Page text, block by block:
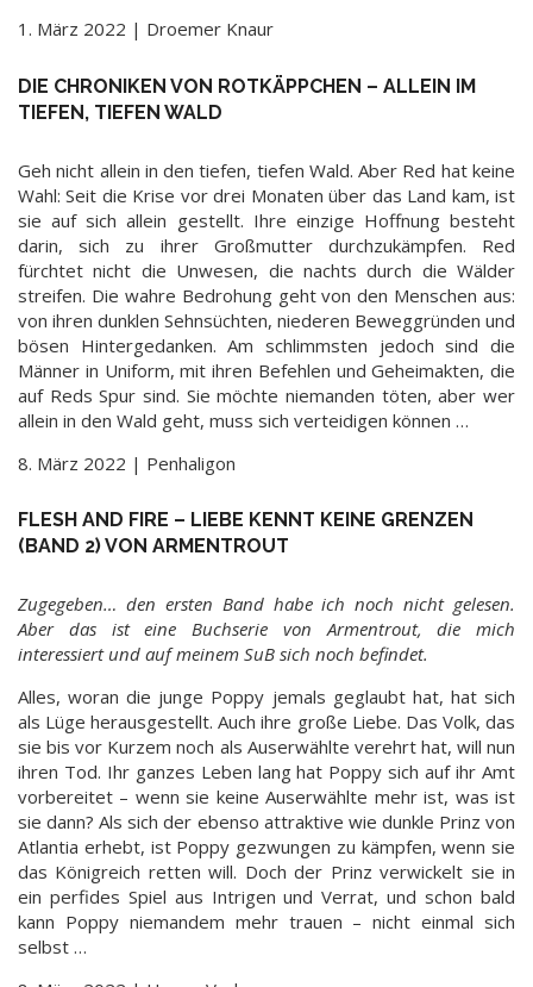
1. März 2022 | Droemer Knaur
DIE CHRONIKEN VON ROTKÄPPCHEN – ALLEIN IM
TIEFEN, TIEFEN WALD
Geh nicht allein in den tiefen, tiefen Wald. Aber Red hat keine
Wahl: Seit die Krise vor drei Monaten über das Land kam, ist
sie auf sich allein gestellt. Ihre einzige Hoffnung besteht
darin, sich zu ihrer Großmutter durchzukämpfen. Red
fürchtet nicht die Unwesen, die nachts durch die Wälder
streifen. Die wahre Bedrohung geht von den Menschen aus:
von ihren dunklen Sehnsüchten, niederen Beweggründen und
bösen Hintergedanken. Am schlimmsten jedoch sind die
Männer in Uniform, mit ihren Befehlen und Geheimakten, die
auf Reds Spur sind. Sie möchte niemanden töten, aber wer
allein in den Wald geht, muss sich verteidigen können …
8. März 2022 | Penhaligon
FLESH AND FIRE – LIEBE KENNT KEINE GRENZEN
(BAND 2) VON ARMENTROUT
Zugegeben… den ersten Band habe ich noch nicht gelesen.
Aber das ist eine Buchserie von Armentrout, die mich
interessiert und auf meinem SuB sich noch befindet.
Alles, woran die junge Poppy jemals geglaubt hat, hat sich
als Lüge herausgestellt. Auch ihre große Liebe. Das Volk, das
sie bis vor Kurzem noch als Auserwählte verehrt hat, will nun
ihren Tod. Ihr ganzes Leben lang hat Poppy sich auf ihr Amt
vorbereitet – wenn sie keine Auserwählte mehr ist, was ist
sie dann? Als sich der ebenso attraktive wie dunkle Prinz von
Atlantia erhebt, ist Poppy gezwungen zu kämpfen, wenn sie
das Königreich retten will. Doch der Prinz verwickelt sie in
ein perfides Spiel aus Intrigen und Verrat, und schon bald
kann Poppy niemandem mehr trauen – nicht einmal sich
selbst …